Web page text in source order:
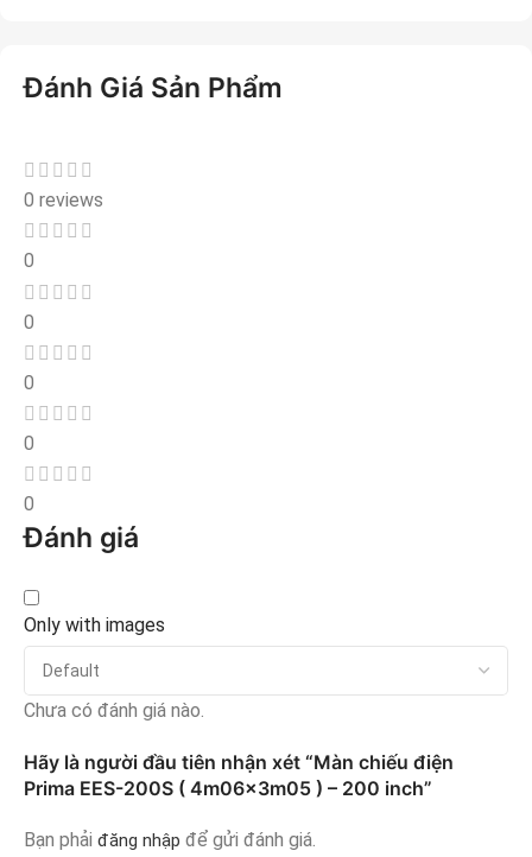
Đánh Giá Sản Phẩm
0 reviews
0
0
0
0
0
Đánh giá
Only with images
Chưa có đánh giá nào.
Hãy là người đầu tiên nhận xét “Màn chiếu điện
Prima EES-200S ( 4m06x3m05 ) – 200 inch”
Bạn phải đăng nhập để gửi đánh giá.